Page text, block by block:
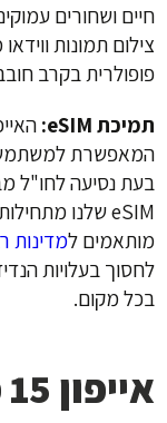
חיים ושחורים
צילום תמונות
פופולרית בקרב
תמיכת eSIM:
המאפשרת
בעת נסיעה לחו"ל
מותאמים למדינות
לחסוך בעלויות
בכל מקום.
אייפון 15 פלוס